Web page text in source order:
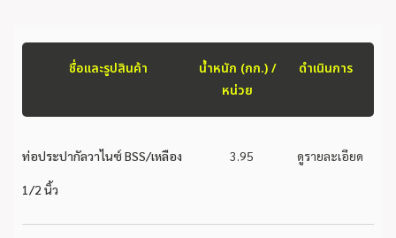
ชื่อและรูปสินค้า
น้ำหนัก (กก.) /
หน่วย
ดำเนินการ
ท่อประปากัลวาไนซ์ BSS/เหลือง
1/2 นิ้ว
3.95 ดูรายละเอียด